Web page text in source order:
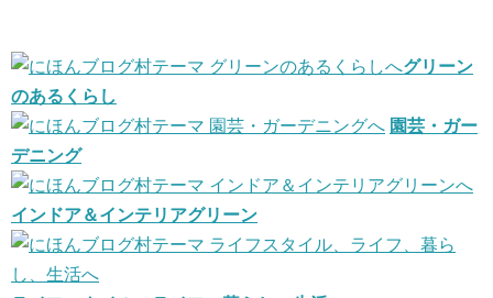
グリーン
のあるくらし
園芸・ガー
デニング
インドア＆インテリアグリーン